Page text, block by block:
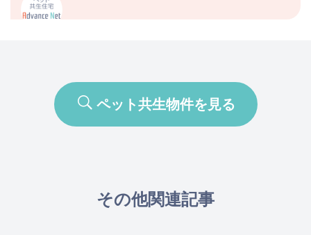
ペット共生物件を見る
その他関連記事